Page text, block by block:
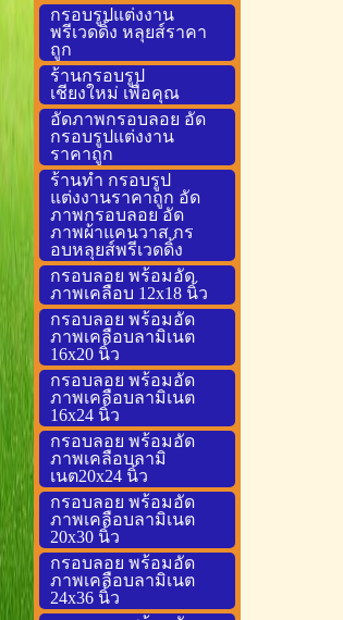
กรอบรูปแต่งงาน
พรีเวดดิ้ง หลุยส์ราคา
ถูก
ร้านกรอบรูป
เชียงใหม่ เพื่อคุณ
อัดภาพกรอบลอย อัด
กรอบรูปแต่งงาน
ราคาถูก
ร้านทำ กรอบรูป
แต่งงานราคาถูก อัด
ภาพกรอบลอย อัด
ภาพผ้าแคนวาส กร
อบหลุยส์พรีเวดดิ้ง
กรอบลอย พร้อมอัด
ภาพเคลือบ 12x18 นิ้ว
กรอบลอย พร้อมอัด
ภาพเคลือบลามิเนต
16x20 นิ้ว
กรอบลอย พร้อมอัด
ภาพเคลือบลามิเนต
16x24 นิ้ว
กรอบลอย พร้อมอัด
ภาพเคลือบลามิ
เนต20x24 นิ้ว
กรอบลอย พร้อมอัด
ภาพเคลือบลามิเนต
20x30 นิ้ว
กรอบลอย พร้อมอัด
ภาพเคลือบลามิเนต
24x36 นิ้ว